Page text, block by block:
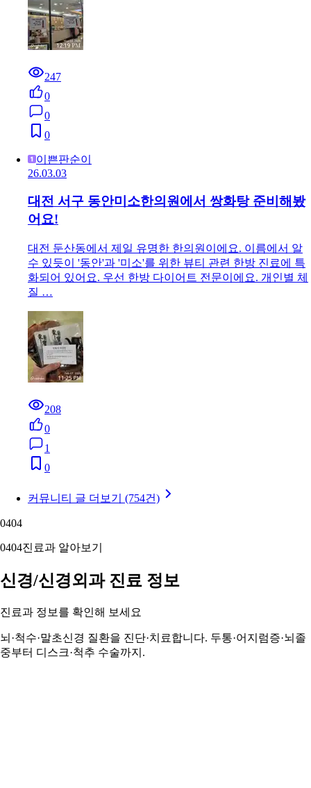
247
0
0
0
이쁜판순이
26.03.03
대전 서구 동안미소한의원에서 쌍화탕 준비해봤
어요!
대전 둔산동에서 제일 유명한 한의원이에요. 이름에서 알
수 있듯이 '동안'과 '미소'를 위한 뷰티 관련 한방 진료에 특
화되어 있어요. 우선 한방 다이어트 전문이에요. 개인별 체
질 …
208
0
1
0
커뮤니티 글 더보기 (754건)
0404
0404진료과 알아보기
신경/신경외과 진료 정보
진료과 정보를 확인해 보세요
뇌·척수·말초신경 질환을 진단·치료합니다. 두통·어지럼증·뇌졸
중부터 디스크·척추 수술까지.